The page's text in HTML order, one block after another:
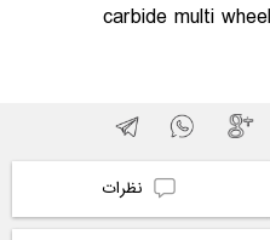
صفحه برش مولتی بوش مدل carbide multi wheel
نظرات